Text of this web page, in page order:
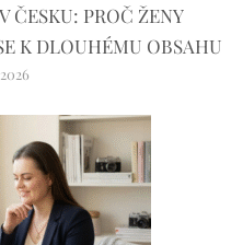
ČESKU: PROČ ŽENY
K DLOUHÉMU OBSAHU